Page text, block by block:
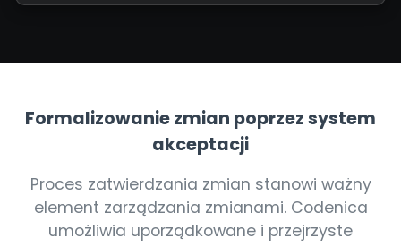
Formalizowanie zmian poprzez system
akceptacji
Proces zatwierdzania zmian stanowi ważny
element zarządzania zmianami. Codenica
umożliwia uporządkowane i przejrzyste